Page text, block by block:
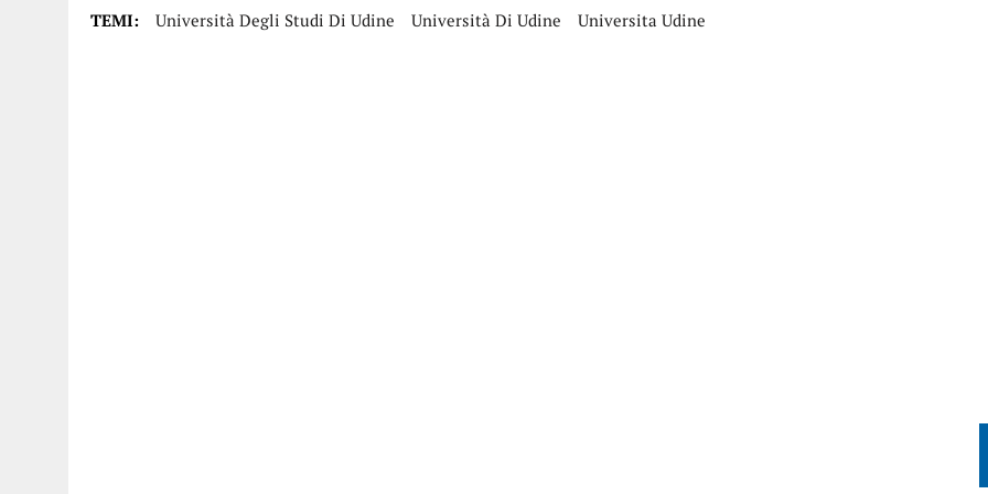
TEMI: Università Degli Studi Di Udine Università Di Udine Universita Udine